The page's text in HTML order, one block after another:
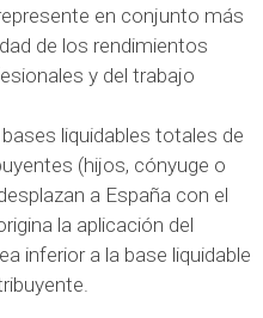
en conjunto más
de los rendimientos
y del trabajo
liquidables totales de
(hijos, cónyuge o
a España con el
la aplicación del
inferior a la base liquidable